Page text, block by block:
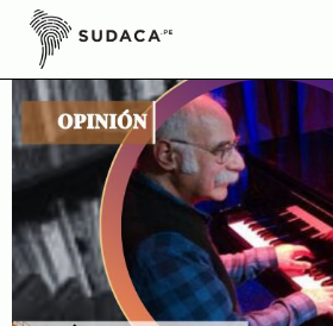
Skip
content